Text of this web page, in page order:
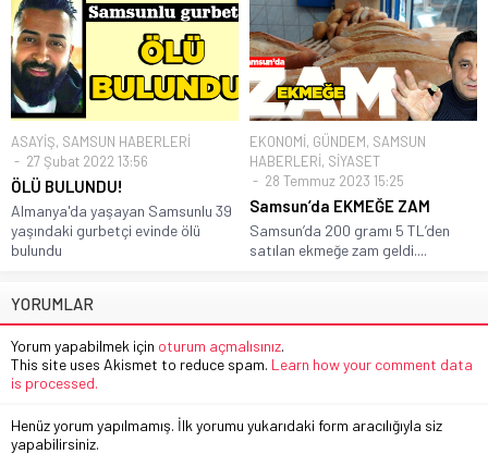
ASAYİŞ, SAMSUN HABERLERİ
27 Şubat 2022 13:56
ÖLÜ BULUNDU!
Almanya'da yaşayan Samsunlu 39
yaşındaki gurbetçi evinde ölü
bulundu
EKONOMİ, GÜNDEM, SAMSUN
HABERLERİ, SİYASET
28 Temmuz 2023 15:25
Samsun’da EKMEĞE ZAM
Samsun’da 200 gramı 5 TL’den
satılan ekmeğe zam geldi....
YORUMLAR
Yorum yapabilmek için oturum açmalısınız.
This site uses Akismet to reduce spam. Learn how your comment data
is processed.
Henüz yorum yapılmamış. İlk yorumu yukarıdaki form aracılığıyla siz
yapabilirsiniz.